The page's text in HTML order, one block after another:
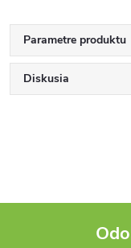
Parametre produktu
Diskusia